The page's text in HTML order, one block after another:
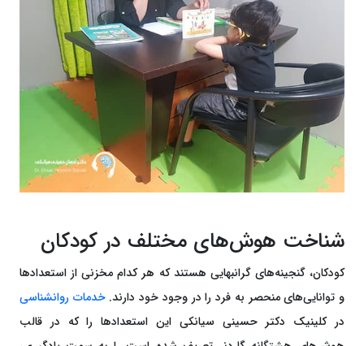
شناخت هوش‌های مختلف در کودکان
کودکان، گنجینه‌های گرانبهایی هستند که هر کدام مخزنی از استعدادها
و توانایی‌های منحصر به فرد را در وجود خود دارند.خدمات روانشناسی
در کلینیک دکتر حسینی سیانکی این استعدادها را که در قالب